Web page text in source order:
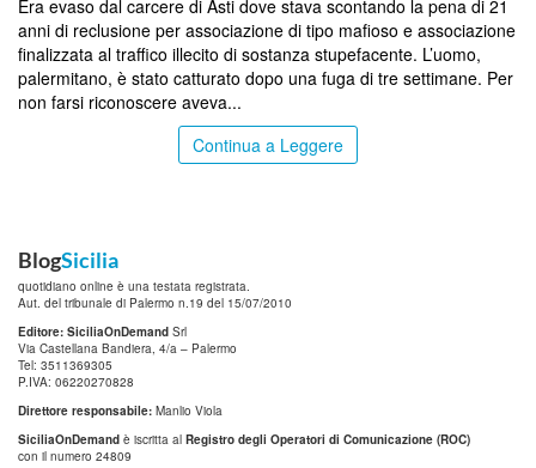
Era evaso dal carcere di Asti dove stava scontando la pena di 21
anni di reclusione per associazione di tipo mafioso e associazione
finalizzata al traffico illecito di sostanza stupefacente. L’uomo,
palermitano, è stato catturato dopo una fuga di tre settimane. Per
non farsi riconoscere aveva...
Continua a Leggere
BlogSicilia
quotidiano online è una testata registrata.
Aut. del tribunale di Palermo n.19 del 15/07/2010
Editore: SiciliaOnDemand Srl
Via Castellana Bandiera, 4/a – Palermo
Tel: 3511369305
P.IVA: 06220270828
Direttore responsabile: Manlio Viola
SiciliaOnDemand è iscritta al Registro degli Operatori di Comunicazione (ROC)
con il numero 24809